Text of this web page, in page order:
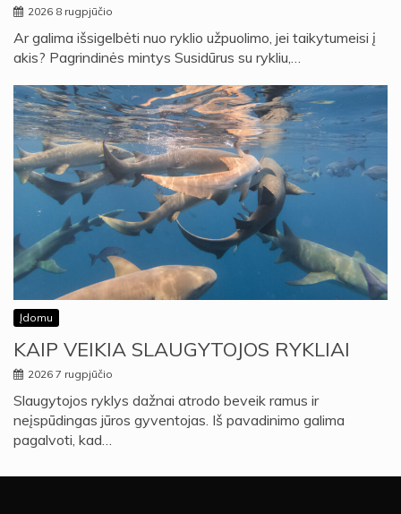
2026 8 rugpjūčio
Ar galima išsigelbėti nuo ryklio užpuolimo, jei taikytumeisi į
akis? Pagrindinės mintys Susidūrus su rykliu,…
Įdomu
KAIP VEIKIA SLAUGYTOJOS RYKLIAI
2026 7 rugpjūčio
Slaugytojos ryklys dažnai atrodo beveik ramus ir
neįspūdingas jūros gyventojas. Iš pavadinimo galima
pagalvoti, kad…